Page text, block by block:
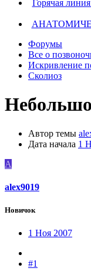
Горячая
Форумы
Все о
Искривление
Сколиоз
Автор темы
Дата начала 1
A
alex9019
Новичок
1 Ноя 2007
#1